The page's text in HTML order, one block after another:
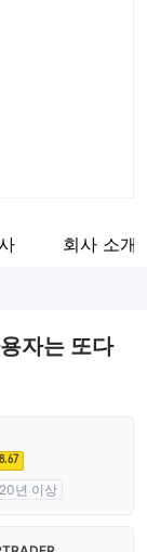
회사 소개
자는 또다
8.67
20년 이상
선스 (MM)